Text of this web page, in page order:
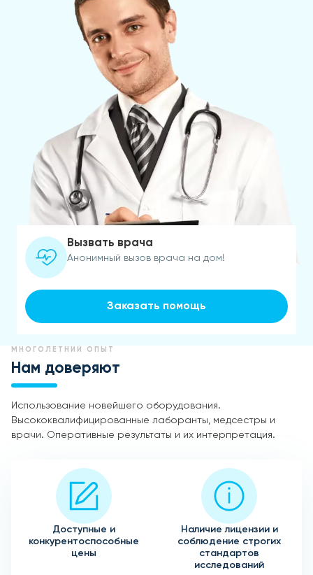
Вызвать врача
Анонимный вызов врача на дом!
Заказать помощь
МНОГОЛЕТНИЙ ОПЫТ
Нам доверяют
Использование новейшего оборудования.
Высококвалифицированные лаборанты, медсестры и
врачи. Оперативные результаты и их интерпретация.
Доступные и
конкурентоспособные
цены
Наличие лицензии и
соблюдение строгих
стандартов
исследований